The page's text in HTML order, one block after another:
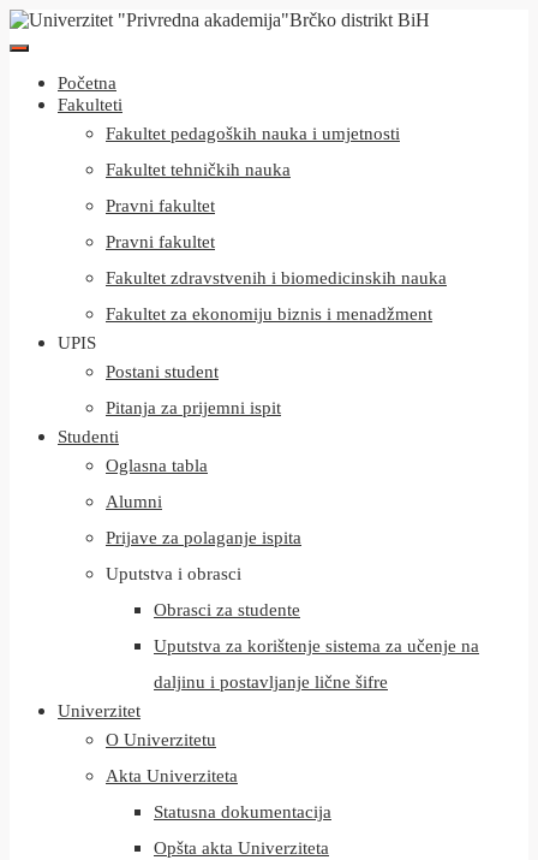
Početna
Fakulteti
Fakultet pedagoških nauka i umjetnosti
Fakultet tehničkih nauka
Pravni fakultet
Pravni fakultet
Fakultet zdravstvenih i biomedicinskih nauka
Fakultet za ekonomiju biznis i menadžment
UPIS
Postani student
Pitanja za prijemni ispit
Studenti
Oglasna tabla
Alumni
Prijave za polaganje ispita
Uputstva i obrasci
Obrasci za studente
Uputstva za korištenje sistema za učenje na
daljinu i postavljanje lične šifre
Univerzitet
O Univerzitetu
Akta Univerziteta
Statusna dokumentacija
Opšta akta Univerziteta